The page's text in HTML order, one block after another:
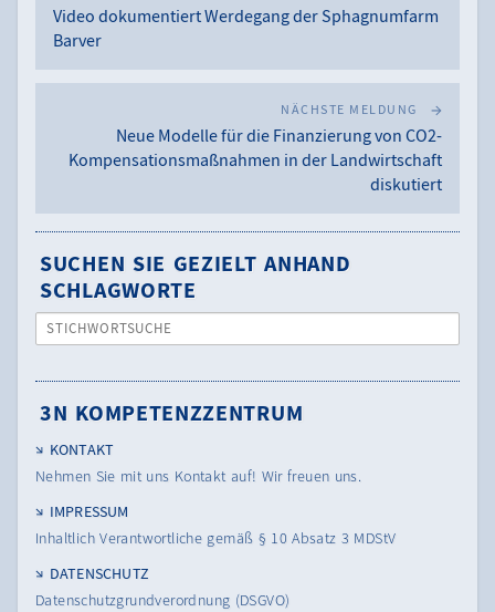
Video dokumentiert Werdegang der Sphagnumfarm
Barver
NÄCHSTE MELDUNG
Neue Modelle für die Finanzierung von CO2-
Kompensationsmaßnahmen in der Landwirtschaft
diskutiert
SUCHEN SIE GEZIELT ANHAND
SCHLAGWORTE
STICHWORTSUCHE
3N KOMPETENZZENTRUM
KONTAKT
Nehmen Sie mit uns Kontakt auf! Wir freuen uns.
IMPRESSUM
Inhaltlich Verantwortliche gemäß § 10 Absatz 3 MDStV
DATENSCHUTZ
Datenschutzgrundverordnung (DSGVO)